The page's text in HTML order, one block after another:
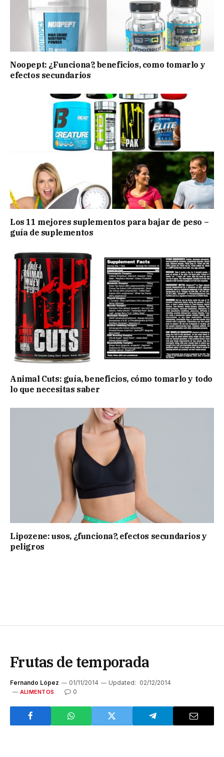
Noopept: ¿Funciona?, beneficios, como tomarlo y
efectos secundarios
Los 11 mejores suplementos para bajar de peso –
guía de suplementos
Animal Cuts: guía, beneficios, cómo tomarlo y todo
lo que necesitas saber
Lipozene: usos, ¿funciona?, efectos secundarios y
peligros
Frutas de temporada
Fernando López 01/11/2014 Updated: 02/12/2014
ALIMENTOS 0